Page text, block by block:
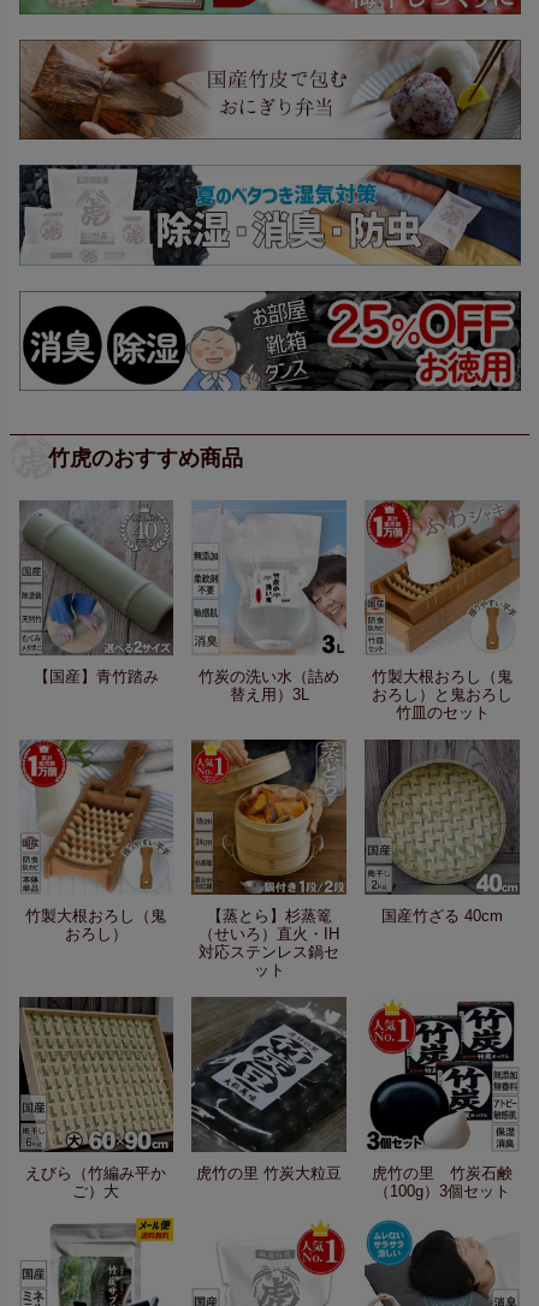
竹虎のおすすめ商品
【国産】青竹踏み
竹炭の洗い水（詰め
替え用）3L
竹製大根おろし（鬼
おろし）と鬼おろし
竹皿のセット
竹製大根おろし（鬼
おろし）
【蒸とら】杉蒸篭
（せいろ）直火・IH
対応ステンレス鍋セ
ット
国産竹ざる 40cm
えびら（竹編み平か
ご）大
虎竹の里 竹炭大粒豆
虎竹の里 竹炭石鹸
（100g）3個セット